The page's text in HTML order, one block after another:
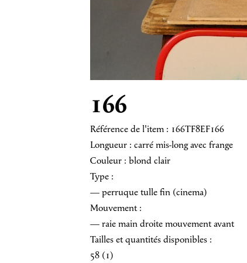
166
Référence de l'item : 166TF8EF166
Longueur : carré mis-long avec frange
Couleur : blond clair
Type :
— perruque tulle fin (cinema)
Mouvement :
— raie main droite mouvement avant
Tailles et quantités disponibles :
58 (1)